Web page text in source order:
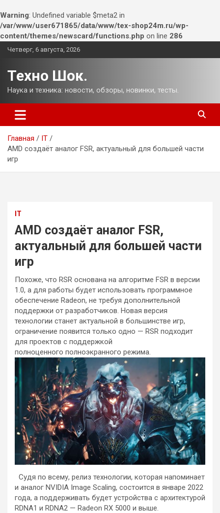
Warning: Undefined variable $meta2 in
/var/www/user671865/data/www/tex-shop24m.ru/wp-
content/themes/newscard/functions.php on line 286
Перейти
Четверг, 6 августа, 2026
Техно Шок.
Наука и техника: новости, обзоры, новинки, тесты.
Главная
IT
AMD создаёт аналог FSR, актуальный для большей части
игр
IT
AMD создаёт аналог FSR,
актуальный для большей части
игр
Похоже, что RSR основана на алгоритме FSR в версии
1.0, а для работы будет использовать программное
обеспечение Radeon, не требуя дополнительной
поддержки от разработчиков. Новая версия
технологии станет актуальной в большинстве игр,
ограничение появится только одно — RSR подходит
для проектов с поддержкой
полноценного полноэкранного режима.
Судя по всему, релиз технологии, которая напоминает
и аналог NVIDIA Image Scaling, состоится в январе 2022
года, а поддерживать будет устройства с архитектурой
RDNA1 и RDNA2 — Radeon RX 5000 и выше.